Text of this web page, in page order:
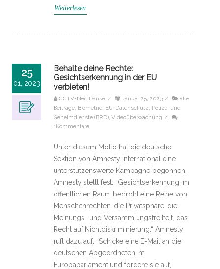
Weiterlesen
25
01, 2023
Behalte deine Rechte:
Gesichtserkennung in der EU
verbieten!
CCTV-NeinDanke / Januar 25, 2023 /
alle
Beiträge, Biometrie, EU-Datenschutz, Polizei und
Geheimdienste (BRD), Videoüberwachung /
1Kommentare
Unter diesem Motto hat die deutsche
Sektion von Amnesty International eine
unterstützenswerte Kampagne begonnen.
Amnesty stellt fest: „Gesichtserkennung im
öffentlichen Raum bedroht eine Reihe von
Menschenrechten: die Privatsphäre, die
Meinungs- und Versammlungsfreiheit, das
Recht auf Nichtdiskriminierung.“ Amnesty
ruft dazu auf: „Schicke eine E-Mail an die
deutschen Abgeordneten im
Europaparlament und fordere sie auf,